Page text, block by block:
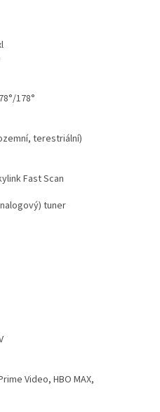
178°
terestriální)
Fast Scan
tuner
Video, HBO MAX,